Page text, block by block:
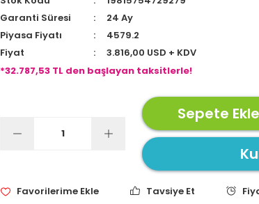
Garanti Süresi
24 Ay
Piyasa Fiyatı
4579.2
Fiyat
3.816,00 USD + KDV
*32.787,53 TL den başlayan taksitlerle!
Sepete Ekle
Tavsiye Et